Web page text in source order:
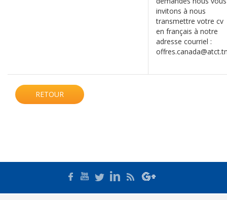
invitons à nous
transmettre votre cv
en français à notre
adresse courriel :
RETOUR